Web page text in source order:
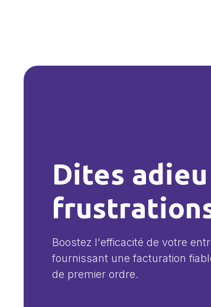
Dites
Boostez l'efficacité de votre
fournissant une facturation
de premier ordre.